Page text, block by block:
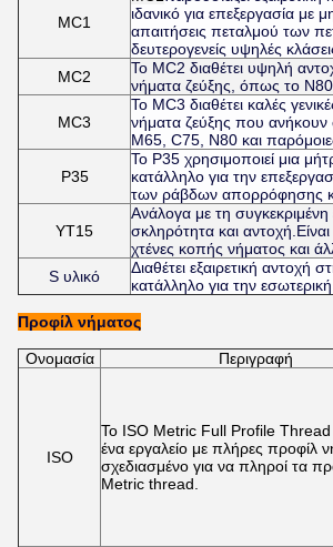
MC1
ιδανικό για επεξεργασία
απαιτήσεις πεταλμού των
δευτερογενείς υψηλές
MC2
Το MC2 διαθέτει υψηλή
νήματα ζεύξης, όπως το N80
MC3
Το MC3 διαθέτει καλές
νήματα ζεύξης που
M65, C75, N80 και
P35
Το P35 χρησιμοποιεί μια
κατάλληλο για την
των ράβδων απορρόφησης
YT15
Ανάλογα με τη συγκεκριμένη
σκληρότητα και
χτένες κοπής νήματος και
S υλικό
Διαθέτει εξαιρετική
κατάλληλο για την
Προφίλ νήματος
Ονομασία Περιγραφή
ISO
Το ISO Metric Full Profile Thread
ένα εργαλείο με πλήρες προφίλ
σχεδιασμένο για να πληροί τα
Metric thread.